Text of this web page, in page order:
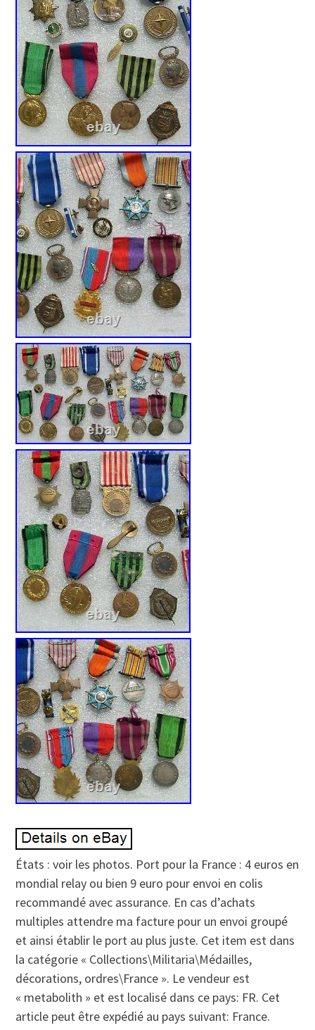
États : voir les photos. Port pour la France : 4 euros en
mondial relay ou bien 9 euro pour envoi en colis
recommandé avec assurance. En cas d’achats
multiples attendre ma facture pour un envoi groupé
et ainsi établir le port au plus juste. Cet item est dans
la catégorie « Collections\Militaria\Médailles,
décorations, ordres\France ». Le vendeur est
« metabolith » et est localisé dans ce pays: FR. Cet
article peut être expédié au pays suivant: France.